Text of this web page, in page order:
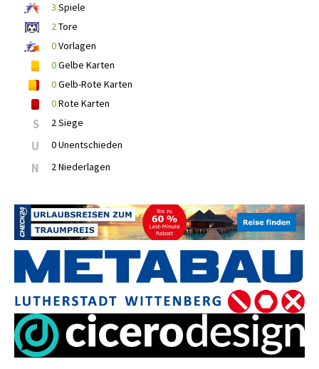
3 Spiele
2Tore
0Vorlagen
0Gelbe Karten
0Gelb-Rote Karten
0Rote Karten
S 2 Siege
U 0 Unentschieden
N 2 Niederlagen